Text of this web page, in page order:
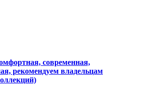
современная,
рекомендуем владельцам